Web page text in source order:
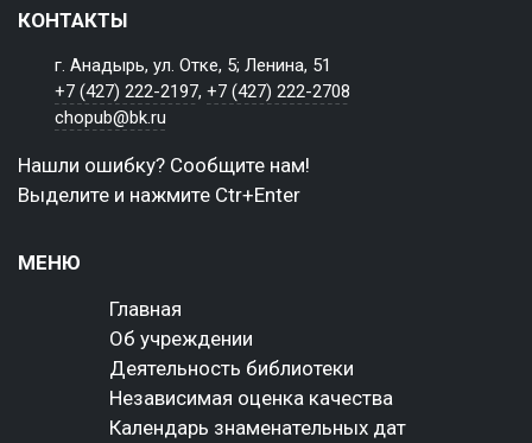
КОНТАКТЫ
г. Анадырь, ул. Отке, 5; Ленина, 51
+7 (427) 222-2197,+7 (427) 222-2708
chopub@bk.ru
Нашли ошибку? Сообщите нам!
Выделите и нажмите Ctr+Enter
МЕНЮ
Главная
Об учреждении
Деятельность библиотеки
Независимая оценка качества
Календарь знаменательных дат